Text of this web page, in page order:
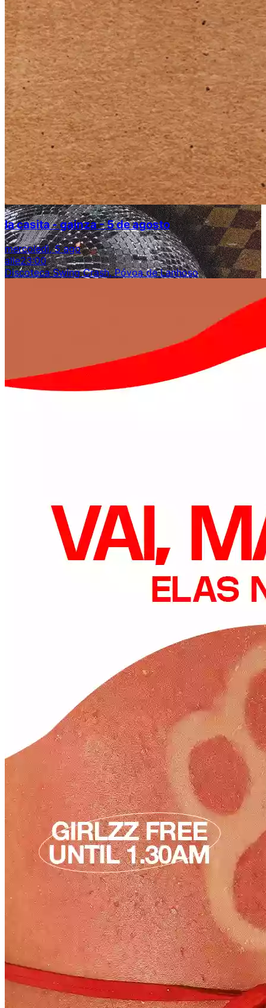
la casita - gainza - 5 de agosto
mercoledì, 5 ago
alle23:00
Discoteca Swing Crash, Póvoa de Lanhoso